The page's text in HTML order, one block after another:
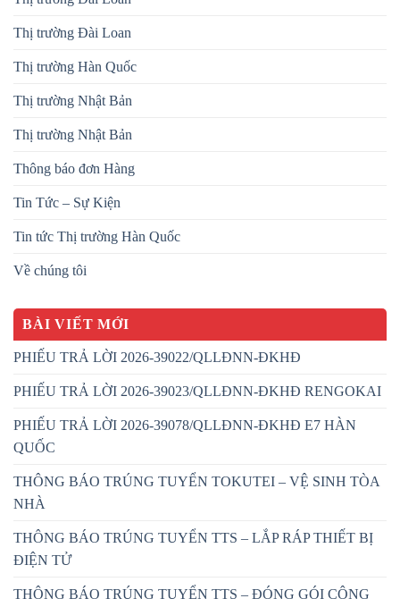
Thị trường Đài Loan
Thị trường Hàn Quốc
Thị trường Nhật Bản
Thị trường Nhật Bản
Thông báo đơn Hàng
Tin Tức – Sự Kiện
Tin tức Thị trường Hàn Quốc
Về chúng tôi
BÀI VIẾT MỚI
PHIẾU TRẢ LỜI 2026-39022/QLLĐNN-ĐKHĐ
PHIẾU TRẢ LỜI 2026-39023/QLLĐNN-ĐKHĐ RENGOKAI
PHIẾU TRẢ LỜI 2026-39078/QLLĐNN-ĐKHĐ E7 HÀN
QUỐC
THÔNG BÁO TRÚNG TUYỂN TOKUTEI – VỆ SINH TÒA
NHÀ
THÔNG BÁO TRÚNG TUYỂN TTS – LẮP RÁP THIẾT BỊ
ĐIỆN TỬ
THÔNG BÁO TRÚNG TUYỂN TTS – ĐÓNG GÓI CÔNG